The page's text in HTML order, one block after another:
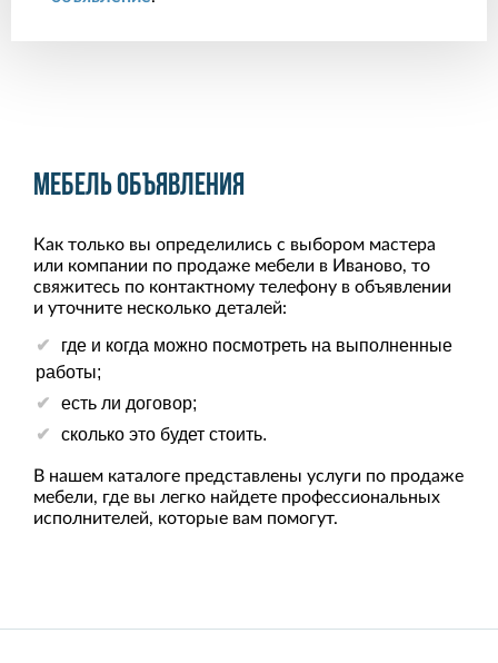
Мебель объявления
Как только вы определились с выбором мастера
или компании по продаже мебели в Иваново, то
свяжитесь по контактному телефону в объявлении
и уточните несколько деталей:
где и когда можно посмотреть на выполненные
работы;
есть ли договор;
сколько это будет стоить.
В нашем каталоге представлены услуги по продаже
мебели, где вы легко найдете профессиональных
исполнителей, которые вам помогут.